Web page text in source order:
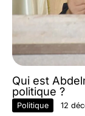
Qui est
politique ?
Politique 12